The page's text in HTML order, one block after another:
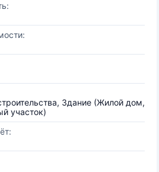
Здание (Жилой дом,
участок)